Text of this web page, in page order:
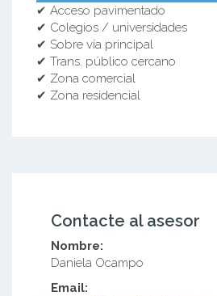
✔ Acceso pavimentado
✔ Colegios / universidades
✔ Sobre vía principal
✔ Trans. público cercano
✔ Zona comercial
✔ Zona residencial
Contacte al asesor
Nombre:
Daniela Ocampo
Email: